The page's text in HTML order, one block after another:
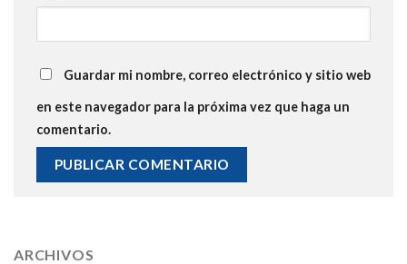
Guardar mi nombre, correo electrónico y sitio web
en este navegador para la próxima vez que haga un
comentario.
ARCHIVOS